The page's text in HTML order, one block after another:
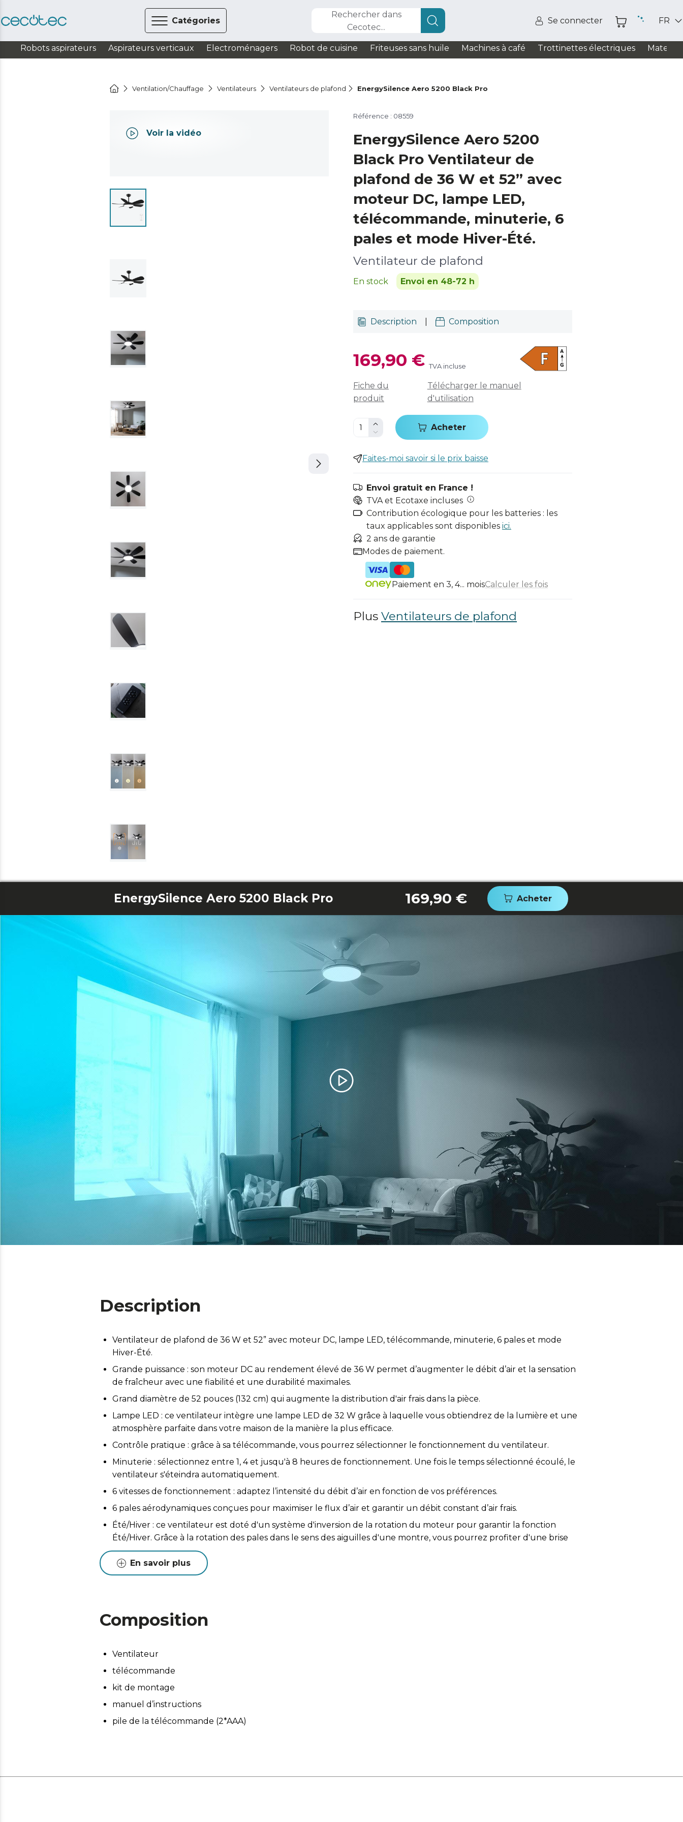
Catégories
Rechercher dans
Cecotec...
Se connecter FR
Robots aspirateurs Aspirateurs verticaux Electroménagers Robot de cuisine Friteuses sans huile Machines à café Trottinettes électriques Matelas
Ventilation/Chauffage Ventilateurs Ventilateurs de plafond EnergySilence Aero 5200 Black Pro
Voir la vidéo
Référence : 08559
EnergySilence Aero 5200
Black Pro Ventilateur de
plafond de 36 W et 52” avec
moteur DC, lampe LED,
télécommande, minuterie, 6
pales et mode Hiver-Été.
Ventilateur de plafond
En stock Envoi en 48-72 h
Description Composition
169,90 € TVA incluse
Fiche du
produit
Télécharger le manuel
d'utilisation
Acheter
Faites-moi savoir si le prix baisse
Envoi gratuit en France !
TVA et Ecotaxe incluses
Contribution écologique pour les batteries : les
taux applicables sont disponibles ici.
2 ans de garantie
Modes de paiement.
Paiement en 3, 4... moisCalculer les fois
Plus Ventilateurs de plafond
EnergySilence Aero 5200 Black Pro 169,90 € Acheter
Description
Ventilateur de plafond de 36 W et 52” avec moteur DC, lampe LED, télécommande, minuterie, 6 pales et mode
Hiver-Été.
Grande puissance : son moteur DC au rendement élevé de 36 W permet d’augmenter le débit d’air et la sensation
de fraîcheur avec une fiabilité et une durabilité maximales.
Grand diamètre de 52 pouces (132 cm) qui augmente la distribution d'air frais dans la pièce.
Lampe LED : ce ventilateur intègre une lampe LED de 32 W grâce à laquelle vous obtiendrez de la lumière et une
atmosphère parfaite dans votre maison de la manière la plus efficace.
Contrôle pratique : grâce à sa télécommande, vous pourrez sélectionner le fonctionnement du ventilateur.
Minuterie : sélectionnez entre 1, 4 et jusqu'à 8 heures de fonctionnement. Une fois le temps sélectionné écoulé, le
ventilateur s'éteindra automatiquement.
6 vitesses de fonctionnement : adaptez l’intensité du débit d’air en fonction de vos préférences.
6 pales aérodynamiques conçues pour maximiser le flux d’air et garantir un débit constant d’air frais.
Été/Hiver : ce ventilateur est doté d'un système d'inversion de la rotation du moteur pour garantir la fonction
Été/Hiver. Grâce à la rotation des pales dans le sens des aiguilles d'une montre, vous pourrez profiter d'une brise
agréable en été et, dans le sens inverse, le ventilateur poussera l'air chaud du plafond vers le sol pour compléter
votre système de chauffage en hiver.
En savoir plus
Composition
Ventilateur
télécommande
kit de montage
manuel d’instructions
pile de la télécommande (2*AAA)